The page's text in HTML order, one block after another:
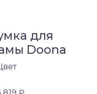
для
Doona